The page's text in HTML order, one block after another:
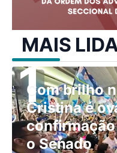
MAIS
Com brilho
Cristina é
confirmação
o Senado